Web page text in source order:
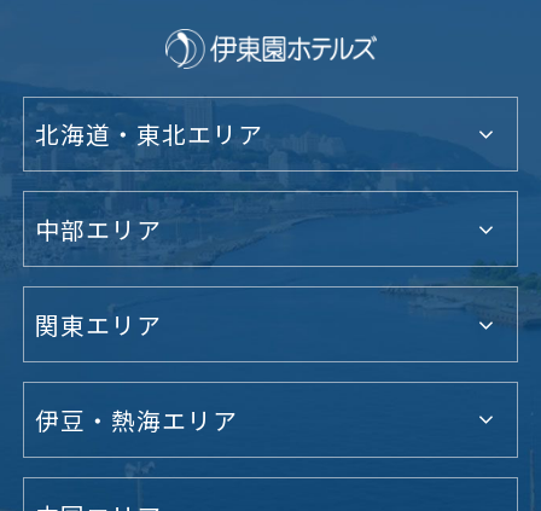
北海道・東北エリア
中部エリア
関東エリア
伊豆・熱海エリア